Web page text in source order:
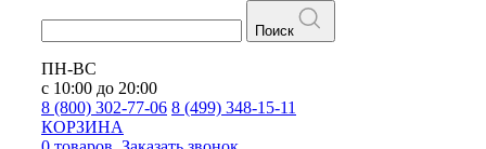
Поиск
ПН-ВС
с 10:00 до 20:00
8 (800) 302-77-06 8 (499) 348-15-11
КОРЗИНА